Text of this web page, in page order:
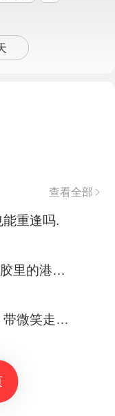
查看全部
能重逢吗.
无价珍藏粤语500首:黑胶里的港乐记忆
总有一刻我将收起思念 带微笑走向未来